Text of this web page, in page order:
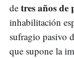
de tres años de
inhabilitación
sufragio pasivo
que supone la